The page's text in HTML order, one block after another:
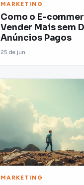
MARKETING
Como o E-
Vender Mais sem
Anúncios Pagos
25 de jun.
MARKETING